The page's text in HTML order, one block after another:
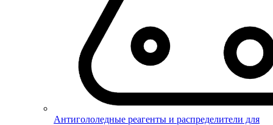
Антигололедные реагенты и распределители для